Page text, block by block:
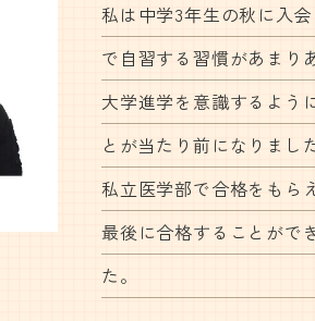
私は中学3年生の秋に入
で自習する習慣があまり
大学進学を意識するよう
とが当たり前になりまし
私立医学部で合格をもら
最後に合格することがで
た。